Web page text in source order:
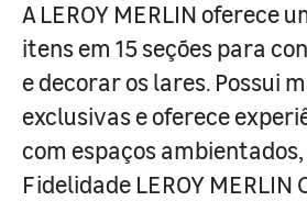
A LEROY MERLIN oferece
itens em 15 seções para
e decorar os lares. Possui
exclusivas e oferece
com espaços
Fidelidade LEROY MERLIN